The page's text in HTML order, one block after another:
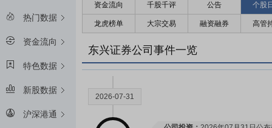
热门数据
资金流向
特色数据
新股数据
沪深港通
资金流向 千股千评 公告 个股
龙虎榜单 大宗交易 融资融券 高管
东兴证券公司事件一览
2026-07-31